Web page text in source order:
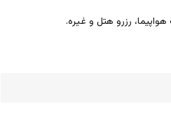
رزرو هتل و غیره.